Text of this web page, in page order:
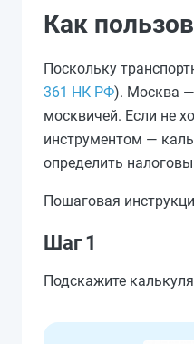
Как
Поскольку
361 НК РФ). Москва
москвичей. Если не
инструментом —
определить
Пошаговая
Шаг 1
Подскажите